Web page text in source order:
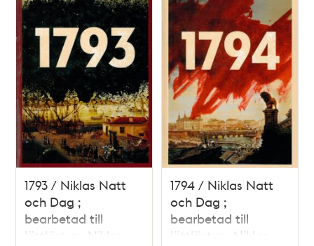
1793 / Niklas Natt
och Dag ;
bearbetad till
lättläst av Niklas
1794 / Niklas Natt
och Dag ;
bearbetad till
lättläst av Niklas